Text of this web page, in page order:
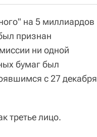
на 5 миллиардов
признан
ни одной
бумаг был
с 27 декабря
третье лицо.